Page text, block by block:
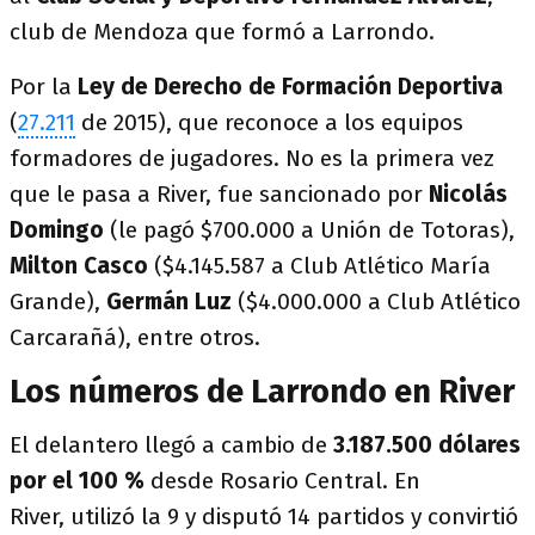
club de Mendoza que formó a Larrondo.
Por la Ley de Derecho de Formación Deportiva
(27.211 de 2015), que reconoce a los equipos
formadores de jugadores. No es la primera vez
que le pasa a River, fue sancionado por Nicolás
Domingo (le pagó $700.000 a Unión de Totoras),
Milton Casco ($4.145.587 a Club Atlético María
Grande), Germán Luz ($4.000.000 a Club Atlético
Carcarañá), entre otros.
Los números de Larrondo en River
El delantero llegó a cambio de 3.187.500 dólares
por el 100 % desde Rosario Central. En
River, utilizó la 9 y disputó 14 partidos y convirtió